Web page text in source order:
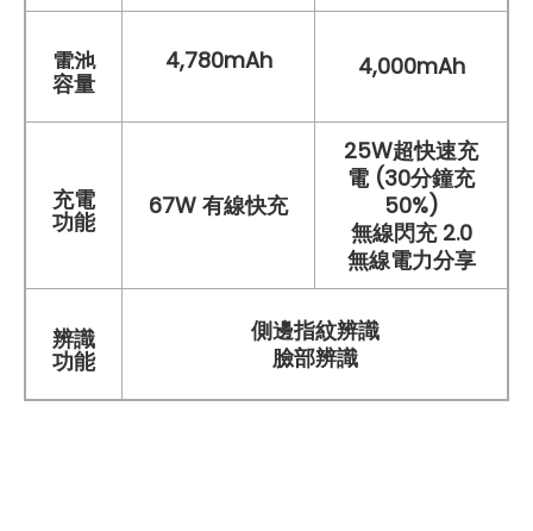
電池
容量
4,780mAh 4,000mAh
充電
功能
67W 有線快充
25W超快速充
電 (30分鐘充
50%)
無線閃充 2.0
無線電力分享
辨識
功能
側邊指紋辨識
臉部辨識